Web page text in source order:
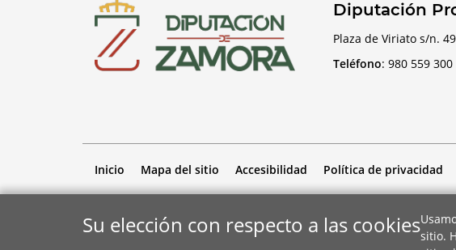
Diputación
Plaza de Viriato s/n.
Teléfono: 980 559 300
Inicio Mapa del sitio Accesibilidad Política de privacidad
Su elección con respecto a las cookiessitio.